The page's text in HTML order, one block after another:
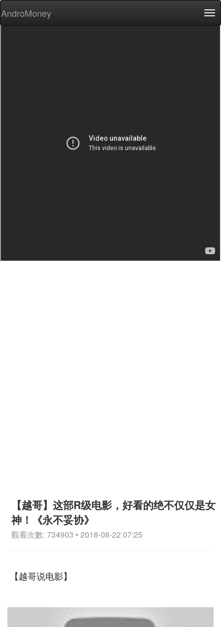
AndroMoney
【越哥】这部R级电影，好看的绝不仅仅是女
神！《永不妥协》
觀看次數: 734903 • 2018-08-22 07:25
【越哥说电影】